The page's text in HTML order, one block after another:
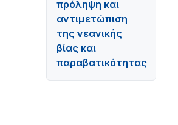
πρόληψη και
αντιμετώπιση
της νεανικής
βίας και
παραβατικότητας